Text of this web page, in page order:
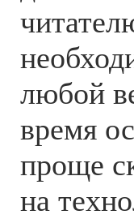
любой
время
проще
на